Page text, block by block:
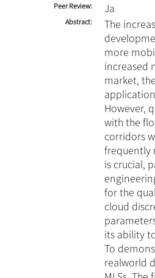
Peer Review Ja
Abstract
The
more
increased
market,
However,
with the
corridors
frequently
is crucial,
for the
cloud
its ability
To
realworld